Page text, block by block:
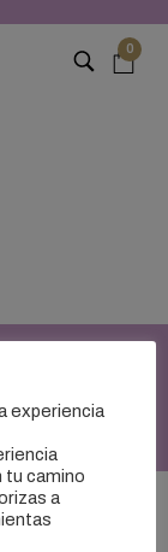
0
. Todos los
experiencia
tu camino
a